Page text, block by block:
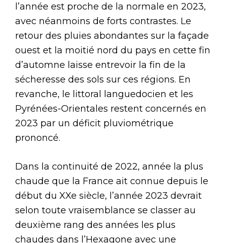
l’année est proche de la normale en 2023,
avec néanmoins de forts contrastes. Le
retour des pluies abondantes sur la façade
ouest et la moitié nord du pays en cette fin
d’automne laisse entrevoir la fin de la
sécheresse des sols sur ces régions. En
revanche, le littoral languedocien et les
Pyrénées-Orientales restent concernés en
2023 par un déficit pluviométrique
prononcé.
Dans la continuité de 2022, année la plus
chaude que la France ait connue depuis le
début du XXe siècle, l’année 2023 devrait
selon toute vraisemblance se classer au
deuxième rang des années les plus
chaudes dans l’Hexagone avec une